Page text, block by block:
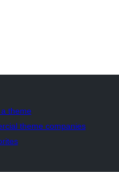
theme
theme companies